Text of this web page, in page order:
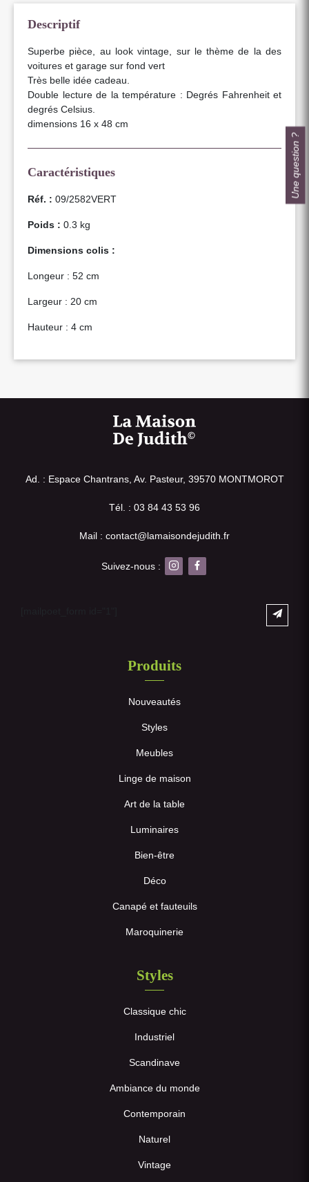
Descriptif
Superbe pièce, au look vintage, sur le thème de la des
voitures et garage sur fond vert
Très belle idée cadeau.
Double lecture de la température : Degrés Fahrenheit et
degrés Celsius.
dimensions 16 x 48 cm
Caractéristiques
Réf. : 09/2582VERT
Poids : 0.3 kg
Dimensions colis :
Longeur : 52 cm
Largeur : 20 cm
Hauteur : 4 cm
Ad. : Espace Chantrans, Av. Pasteur, 39570 MONTMOROT
Tél. : 03 84 43 53 96
Mail : contact@lamaisondejudith.fr
Suivez-nous :
Produits
Nouveautés
Styles
Meubles
Linge de maison
Art de la table
Luminaires
Bien-être
Déco
Canapé et fauteuils
Maroquinerie
Styles
Classique chic
Industriel
Scandinave
Ambiance du monde
Contemporain
Naturel
Vintage
Une question ?